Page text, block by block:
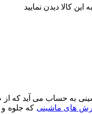
کالا دیدن نمایید
به حساب می آید که
های ماشینی که جلوه